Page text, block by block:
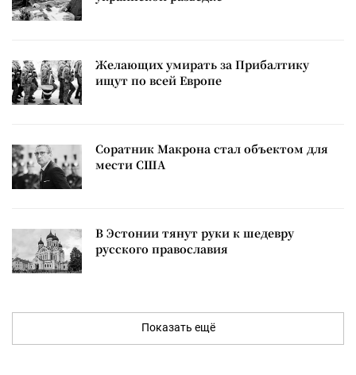
Желающих умирать за Прибалтику
ищут по всей Европе
Соратник Макрона стал объектом для
мести США
В Эстонии тянут руки к шедевру
русского православия
Показать ещё